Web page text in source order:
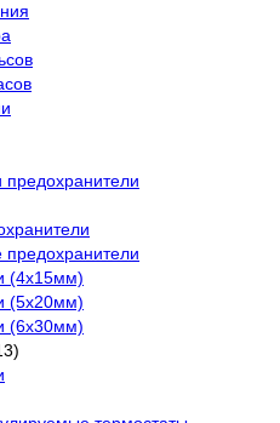
предохранители
(4х15мм)
(5х20мм)
(6х30мм)